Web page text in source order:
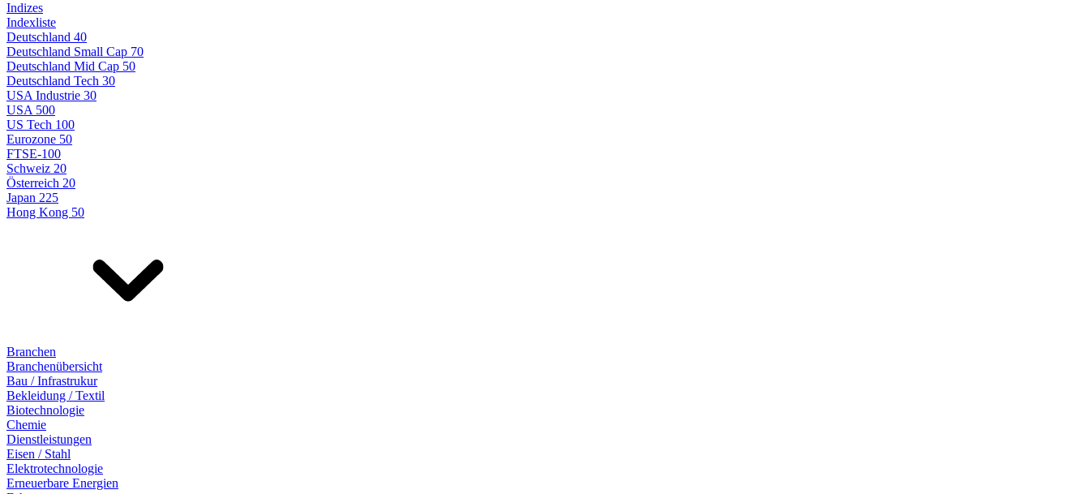
Indizes
Indexliste
Deutschland 40
Deutschland Small Cap 70
Deutschland Mid Cap 50
Deutschland Tech 30
USA Industrie 30
USA 500
US Tech 100
Eurozone 50
FTSE-100
Schweiz 20
Österreich 20
Japan 225
Hong Kong 50
Branchen
Branchenübersicht
Bau / Infrastrukur
Bekleidung / Textil
Biotechnologie
Chemie
Dienstleistungen
Eisen / Stahl
Elektrotechnologie
Erneuerbare Energien